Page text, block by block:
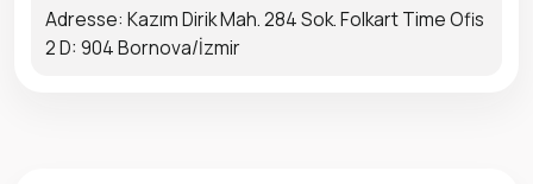
Adresse: Kazım Dirik Mah. 284 Sok. Folkart Time Ofis
2 D: 904 Bornova/İzmir